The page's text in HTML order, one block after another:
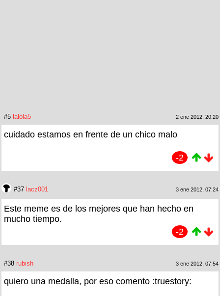
#5 lalola5 2 ene 2012, 20:20
cuidado estamos en frente de un chico malo
-2
#37 lacz001 3 ene 2012, 07:24
Este meme es de los mejores que han hecho en
mucho tiempo.
-2
#38 rubish 3 ene 2012, 07:54
quiero una medalla, por eso comento :truestory: